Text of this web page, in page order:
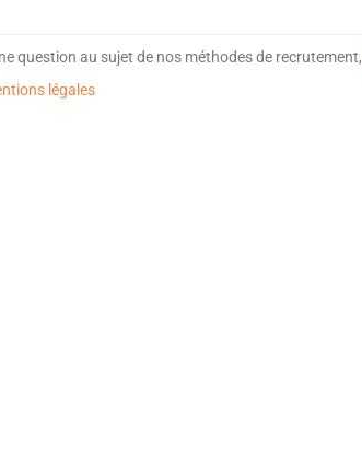
question au sujet de nos méthodes de recrutement,
légales